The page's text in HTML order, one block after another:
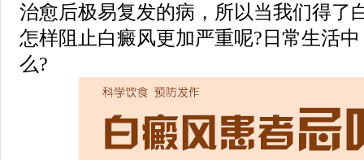
治愈后极易复发的病，所以当我们得了
怎样阻止白癜风更加严重呢?日常生活
么?